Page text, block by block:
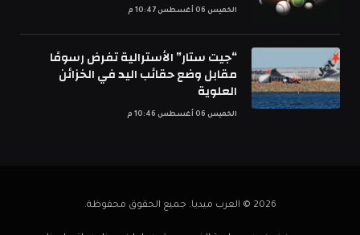
الخميس 06 أغسطس 10:47 م
“جيت ستار” الأسترالية تفرض رسومًا
مقابل وضع حقائب اليد في الخزائن
العلوية
الخميس 06 أغسطس 10:46 م
2026 © العرب ميديا. جميع الحقوق محفوظة.